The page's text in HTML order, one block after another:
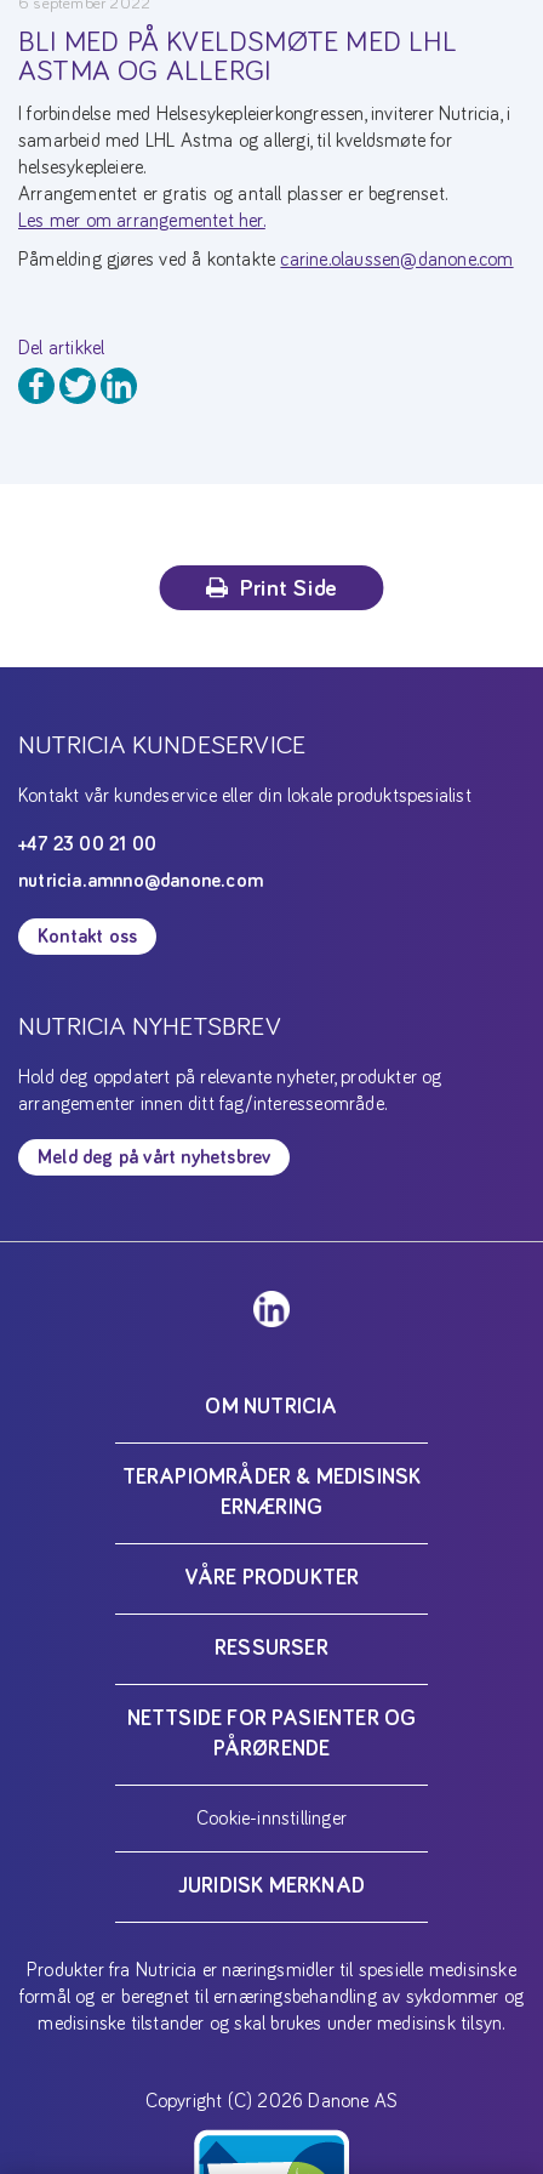
6 september 2022
BLI MED PÅ KVELDSMØTE MED LHL
ASTMA OG ALLERGI
I forbindelse med Helsesykepleierkongressen, inviterer Nutricia, i
samarbeid med LHL Astma og allergi, til kveldsmøte for
helsesykepleiere.
Arrangementet er gratis og antall plasser er begrenset.
Les mer om arrangementet her.
Påmelding gjøres ved å kontakte carine.olaussen@danone.com
Del artikkel
Print Side
NUTRICIA KUNDESERVICE
Kontakt vår kundeservice eller din lokale produktspesialist
+47 23 00 21 00
nutricia.amnno@danone.com
Kontakt oss
NUTRICIA NYHETSBREV
Hold deg oppdatert på relevante nyheter, produkter og
arrangementer innen ditt fag/interesseområde.
Meld deg på vårt nyhetsbrev
OM NUTRICIA
TERAPIOMRÅDER & MEDISINSK
ERNÆRING
VÅRE PRODUKTER
RESSURSER
NETTSIDE FOR PASIENTER OG
PÅRØRENDE
Cookie-innstillinger
JURIDISK MERKNAD
Produkter fra Nutricia er næringsmidler til spesielle medisinske
formål og er beregnet til ernæringsbehandling av sykdommer og
medisinske tilstander og skal brukes under medisinsk tilsyn.
Copyright (C) 2026 Danone AS